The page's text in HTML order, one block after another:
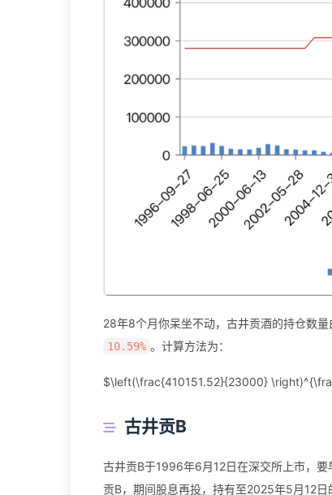
28年8个月你呆坐不动，古井贡酒的持仓数
10.59% 。计算方法为：
$\left(\frac{410151.52}{23000}
古井贡B
古井贡B于1996年6月12日在深交所上市，
贡B，期间股息再投，持有至2025年5月12